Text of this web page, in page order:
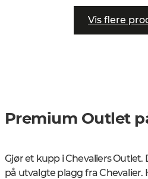
Vis flere
Premium Outlet
Gjør et kupp i Chevaliers Outlet.
på utvalgte plagg fra